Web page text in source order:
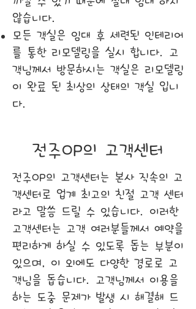
않습니다.
​모든 객실은 임대 후 세련된 인테리어
를 통한 리모델링을 실시 합니다. 고
객님께서 방문하시는 객실은 리모델링
이 완료 된 최상의 상태의 객실 입니
다.
전주OP의 고객센터
전주OP의 고객센터는 본사 직속의 고
객센터로 업계 최고의 친절 고객 센터
라고 말씀 드릴 수 있습니다. 이러한
고객센터는 고객 여러분들께서 예약을
편리하게 하실 수 있도록 돕는 부분이
있으며, 이 외에도 다양한 경로로 고
객님을 돕습니다. 고객님께서 이용을
하는 도중 문제가 발생 시 해결해 드